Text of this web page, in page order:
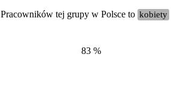
Pracowników tej grupy w Polsce to kobiety
83 %